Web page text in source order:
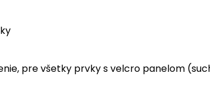
pre všetky prvky s velcro panelom